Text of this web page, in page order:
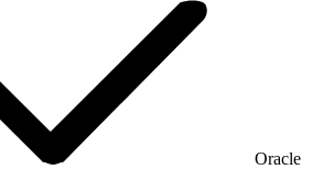
Oracle